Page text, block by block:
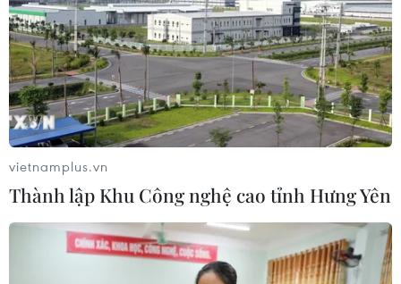
vietnamplus.vn
Thành lập Khu Công nghệ cao tỉnh Hưng Yên